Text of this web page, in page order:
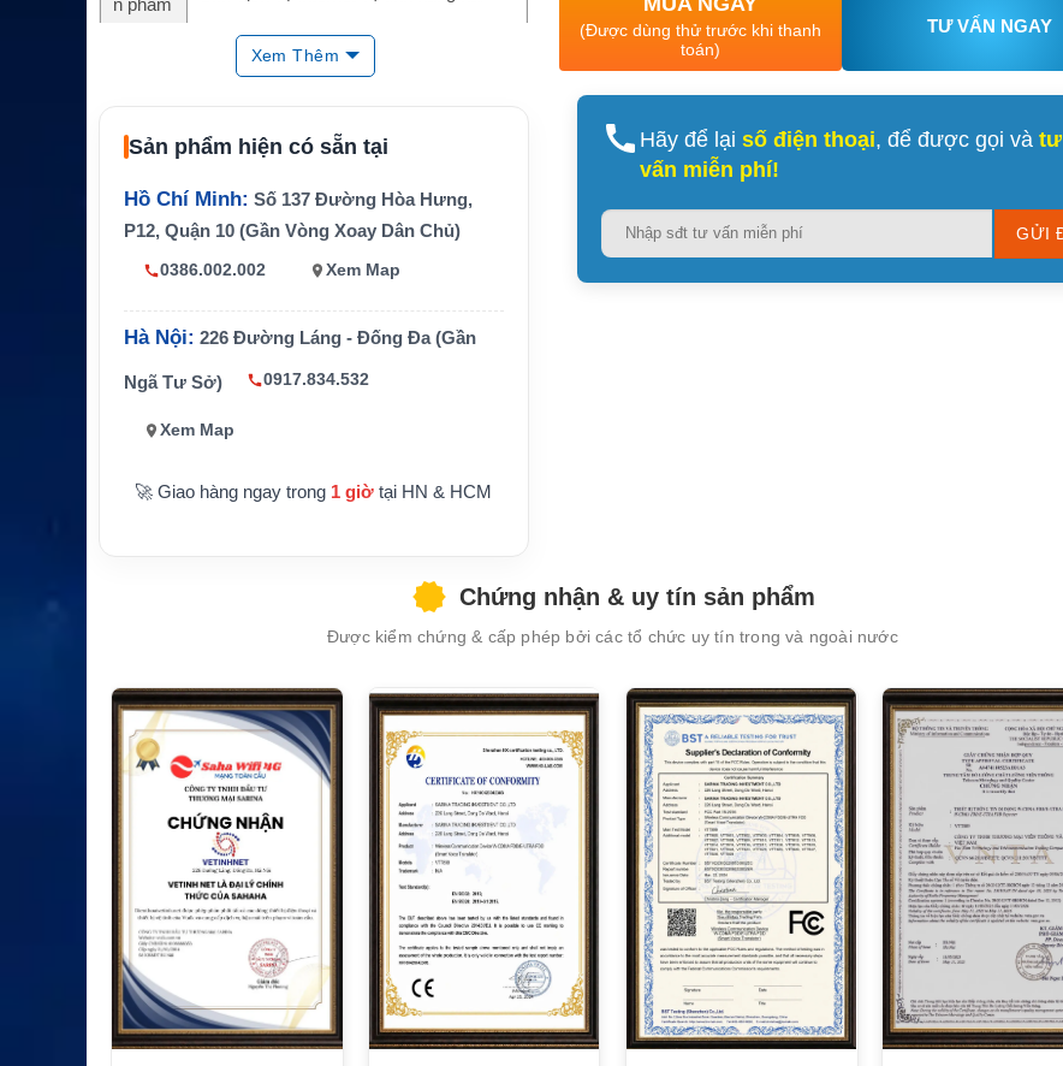
Inmarsat FX-60 Premium Fixed-Term Fle
tối đa M
IR
1024/256 kbps
Tốc độ
cam kế
32/8 kbps
g mạng
tương t
hích
bị mạng hàng hải phù hợp
Dữ liệu Không giới hạn theo điều kiện gói dịch vụ
Thời hạ
Fixed-Term Flexible theo điều kiện hợp đ
ồng
Xem Thêm
Sản phẩm hiện có sẵn tại
Hồ Chí Minh: Số 137 Đường Hòa Hưng,
P12, Quận 10 (Gần Vòng Xoay Dân Chủ)
0386.002.002 Xem Map
Hà Nội: 226 Đường Láng - Đống Đa (Gần
Ngã Tư Sở) 0917.834.532
Xem Map
🚀 Giao hàng ngay trong 1 giờ tại HN & HCM
(Được dùng thử trước khi thanh
toán)
TƯ VẤN NGAY
Hãy để lại số điện thoại, để được gọi và tư
vấn miễn phí!
Please
this
Chứng nhận & uy tín sản phẩm
Được kiểm chứng & cấp phép bởi các tổ chức uy tín trong và ngoài nước
XEM CHI TIẾT XEM CHI TIẾT XEM CHI TIẾT